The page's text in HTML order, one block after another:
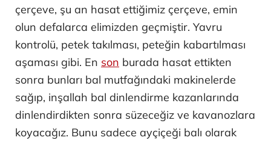
çerçeve, şu an hasat ettiğimiz çerçeve, emin
olun defalarca elimizden geçmiştir. Yavru
kontrolü, petek takılması, peteğin kabartılması
aşaması gibi. En son burada hasat ettikten
sonra bunları bal mutfağındaki makinelerde
sağıp, inşallah bal dinlendirme kazanlarında
dinlendirdikten sonra süzeceğiz ve kavanozlara
koyacağız. Bunu sadece ayçiçeği balı olarak